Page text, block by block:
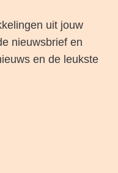
uit jouw
nieuwsbrief en
en de leukste